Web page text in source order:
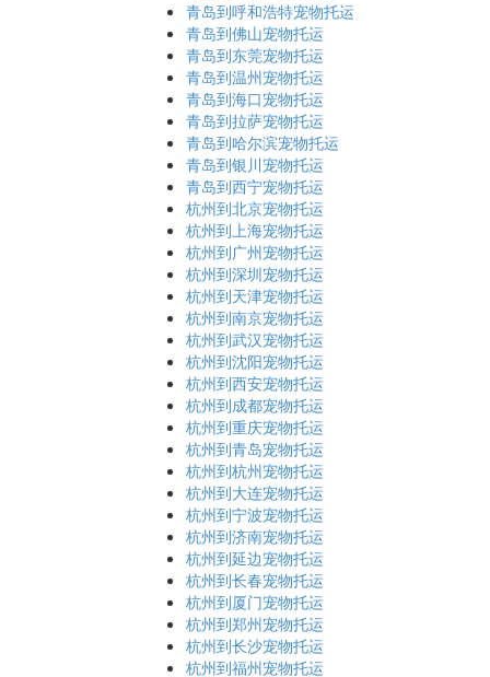
青岛到呼和浩特宠物托运
青岛到佛山宠物托运
青岛到东莞宠物托运
青岛到温州宠物托运
青岛到海口宠物托运
青岛到拉萨宠物托运
青岛到哈尔滨宠物托运
青岛到银川宠物托运
青岛到西宁宠物托运
杭州到北京宠物托运
杭州到上海宠物托运
杭州到广州宠物托运
杭州到深圳宠物托运
杭州到天津宠物托运
杭州到南京宠物托运
杭州到武汉宠物托运
杭州到沈阳宠物托运
杭州到西安宠物托运
杭州到成都宠物托运
杭州到重庆宠物托运
杭州到青岛宠物托运
杭州到杭州宠物托运
杭州到大连宠物托运
杭州到宁波宠物托运
杭州到济南宠物托运
杭州到延边宠物托运
杭州到长春宠物托运
杭州到厦门宠物托运
杭州到郑州宠物托运
杭州到长沙宠物托运
杭州到福州宠物托运